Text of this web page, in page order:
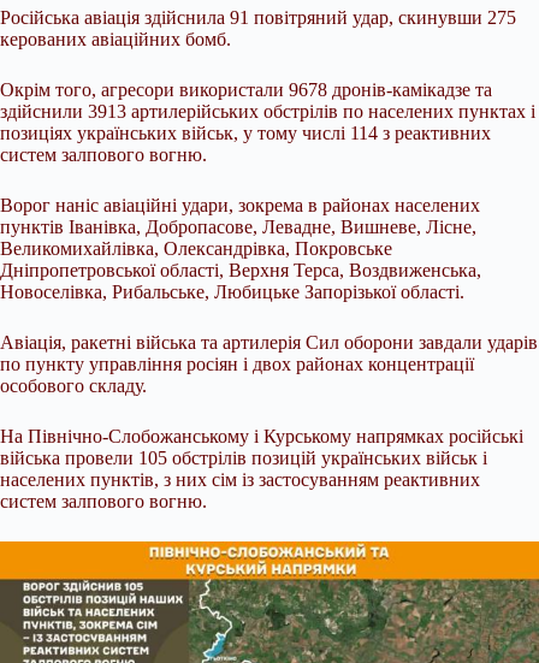
Російська авіація здійснила 91 повітряний удар, скинувши 275
керованих авіаційних бомб.
Окрім того, агресори використали 9678 дронів-камікадзе та
здійснили 3913 артилерійських обстрілів по населених пунктах і
позиціях українських військ, у тому числі 114 з реактивних
систем залпового вогню.
Ворог наніс авіаційні удари, зокрема в районах населених
пунктів Іванівка, Добропасове, Левадне, Вишневе, Лісне,
Великомихайлівка, Олександрівка, Покровське
Дніпропетровської області, Верхня Терса, Воздвиженська,
Новоселівка, Рибальське, Любицьке Запорізької області.
Авіація, ракетні війська та артилерія Сил оборони завдали ударів
по пункту управління росіян і двох районах концентрації
особового складу.
На Північно-Слобожанському і Курському напрямках російські
війська провели 105 обстрілів позицій українських військ і
населених пунктів, з них сім із застосуванням реактивних
систем залпового вогню.